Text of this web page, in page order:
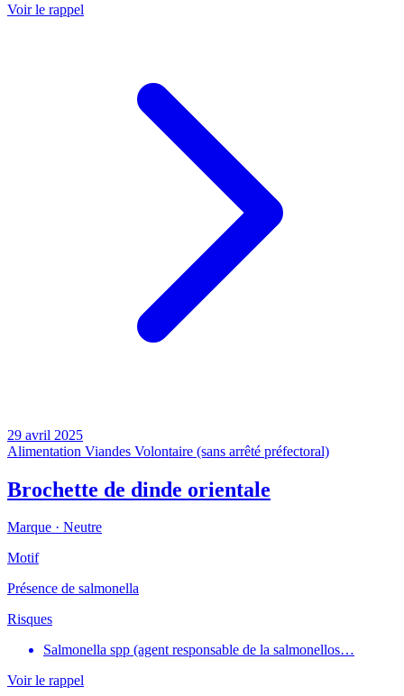
Voir le rappel
29 avril 2025
Alimentation Viandes Volontaire (sans arrêté préfectoral)
Brochette de dinde orientale
Marque · Neutre
Motif
Présence de salmonella
Risques
Salmonella spp (agent responsable de la salmonellos…
Voir le rappel